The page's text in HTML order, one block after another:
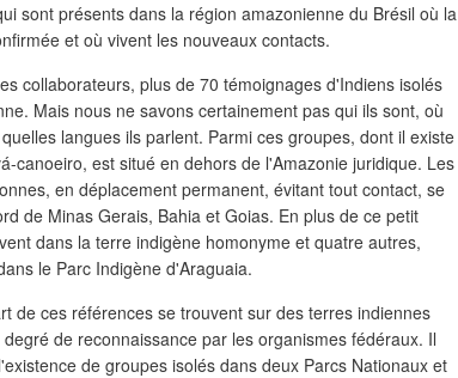
sont présents dans la région amazonienne du Brésil où la
et où vivent les nouveaux contacts.
collaborateurs, plus de 70 témoignages d'Indiens isolés
Mais nous ne savons certainement pas qui ils sont, où
langues ils parlent. Parmi ces groupes, dont il existe
canoeiro, est situé en dehors de l'Amazonie juridique. Les
en déplacement permanent, évitant tout contact, se
de Minas Gerais, Bahia et Goias. En plus de ce petit
dans la terre indigène homonyme et quatre autres,
le Parc Indigène d'Araguaia.
de ces références se trouvent sur des terres indiennes
de reconnaissance par les organismes fédéraux. Il
de groupes isolés dans deux Parcs Nationaux et